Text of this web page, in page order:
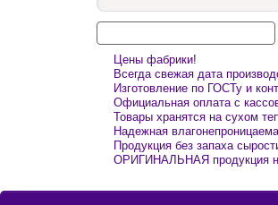
Цены фабрики!
Всегда свежая дата
Изготовление по ГОСТу и
Официальная оплата с
Товары хранятся на сухом
Надежная
Продукция без запаха
ОРИГИНАЛЬНАЯ продукция